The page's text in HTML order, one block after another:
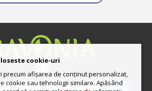
cookie-uri
precum afișarea de conținut personalizat,
cookie sau tehnologii similare. Apăsând